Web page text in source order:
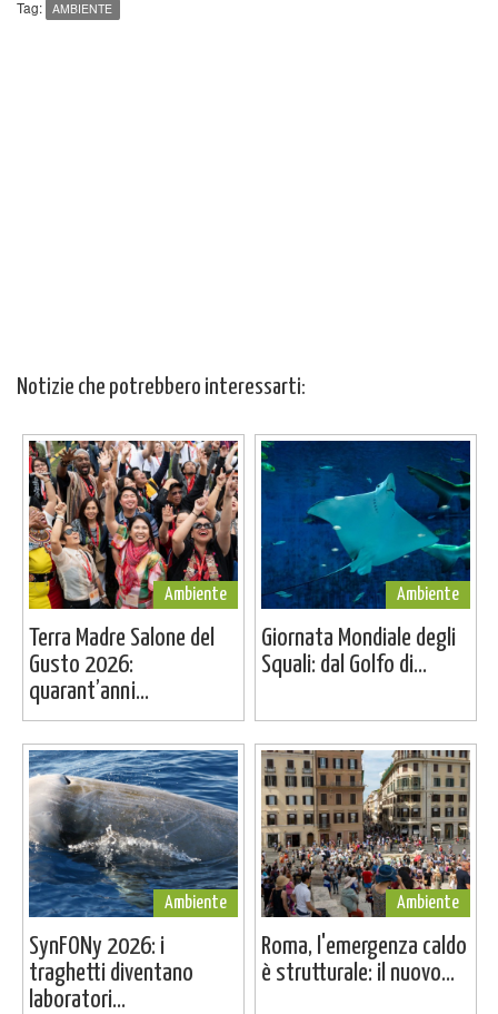
Tag: AMBIENTE
Notizie che potrebbero interessarti:
Ambiente
Terra Madre Salone del
Gusto 2026:
quarant’anni...
Ambiente
Giornata Mondiale degli
Squali: dal Golfo di...
Ambiente
SynFONy 2026: i
traghetti diventano
laboratori...
Ambiente
Roma, l'emergenza caldo
è strutturale: il nuovo...